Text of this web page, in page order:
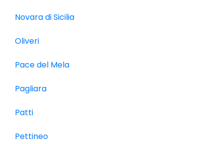
Novara di Sicilia
Oliveri
Pace del Mela
Pagliara
Patti
Pettineo